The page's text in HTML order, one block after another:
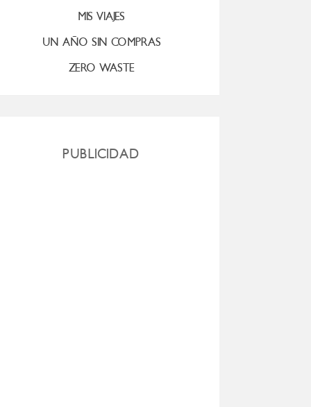
MIS VIAJES
UN AÑO SIN COMPRAS
ZERO WASTE
PUBLICIDAD